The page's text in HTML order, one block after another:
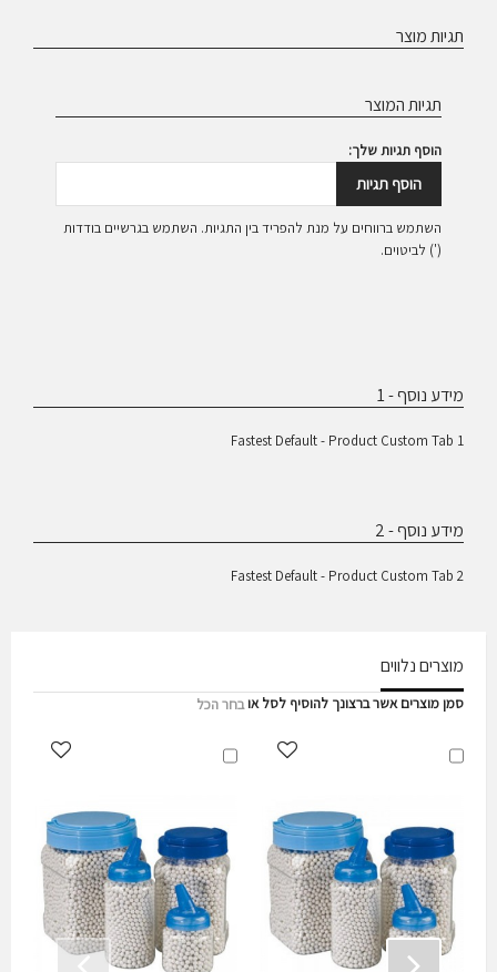
תגיות מוצר
תגיות המוצר
הוסף תגיות שלך:
הוסף תגיות
השתמש ברווחים על מנת להפריד בין התגיות. השתמש בגרשיים בודדות
(') לביטוים.
מידע נוסף - 1
Fastest Default - Product Custom Tab 1
מידע נוסף - 2
Fastest Default - Product Custom Tab 2
מוצרים נלווים
סמן מוצרים אשר ברצונך להוסיף לסל או בחר הכל